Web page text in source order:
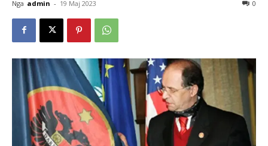
Nga admin - 19 Maj 2023 0